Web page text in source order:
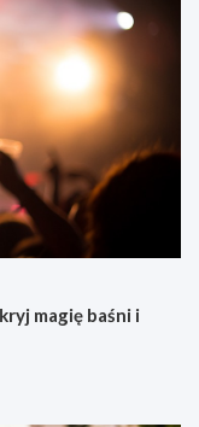
magię baśni i